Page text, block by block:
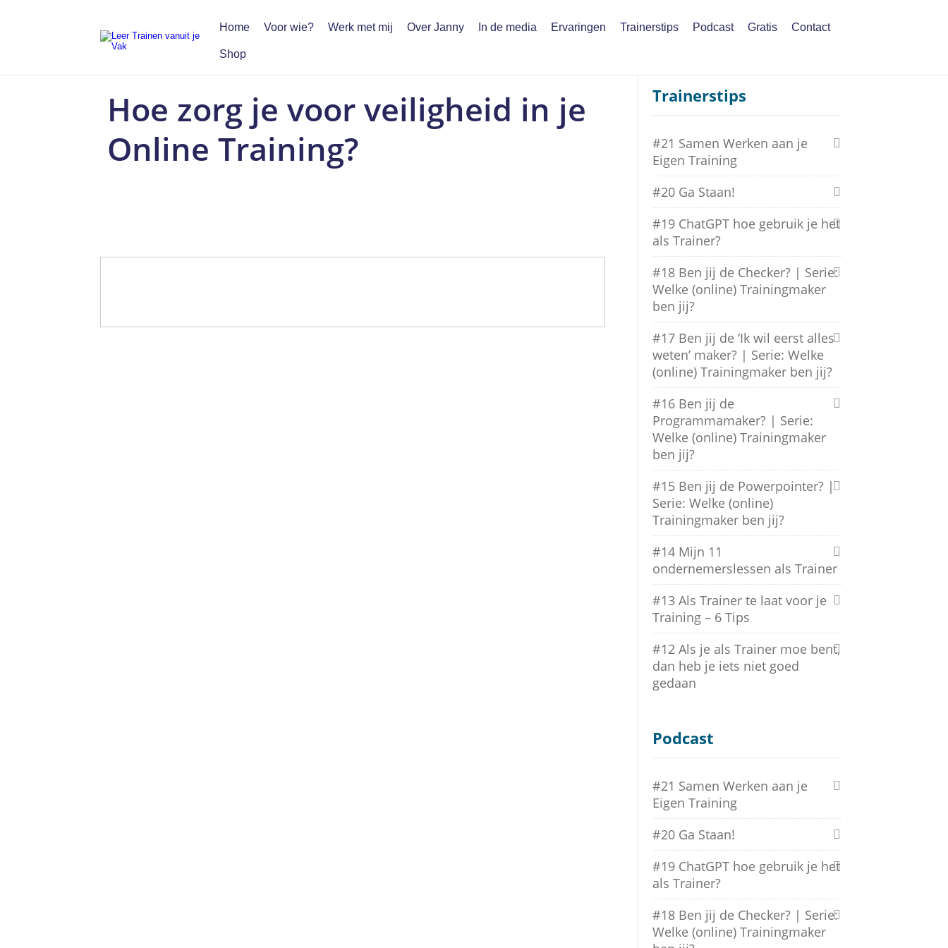
Home Voor wie? Werk met mij Over Janny In de media Ervaringen Trainerstips Podcast Gratis Contact
Shop
Hoe zorg je voor veiligheid in je
Online Training?
Trainerstips
#21 Samen Werken aan je
Eigen Training
#20 Ga Staan!
#19 ChatGPT hoe gebruik je het
als Trainer?
#18 Ben jij de Checker? | Serie:
Welke (online) Trainingmaker
ben jij?
#17 Ben jij de ‘Ik wil eerst alles
weten’ maker? | Serie: Welke
(online) Trainingmaker ben jij?
#16 Ben jij de
Programmamaker? | Serie:
Welke (online) Trainingmaker
ben jij?
#15 Ben jij de Powerpointer? |
Serie: Welke (online)
Trainingmaker ben jij?
#14 Mijn 11
ondernemerslessen als Trainer
#13 Als Trainer te laat voor je
Training – 6 Tips
#12 Als je als Trainer moe bent,
dan heb je iets niet goed
gedaan
Podcast
#21 Samen Werken aan je
Eigen Training
#20 Ga Staan!
#19 ChatGPT hoe gebruik je het
als Trainer?
#18 Ben jij de Checker? | Serie:
Welke (online) Trainingmaker